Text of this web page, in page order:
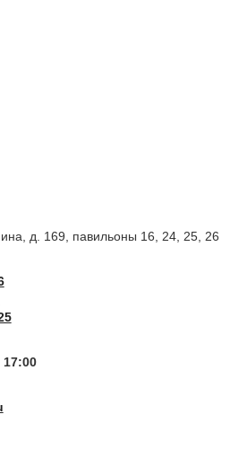
д. 169, павильоны 16, 24, 25, 26